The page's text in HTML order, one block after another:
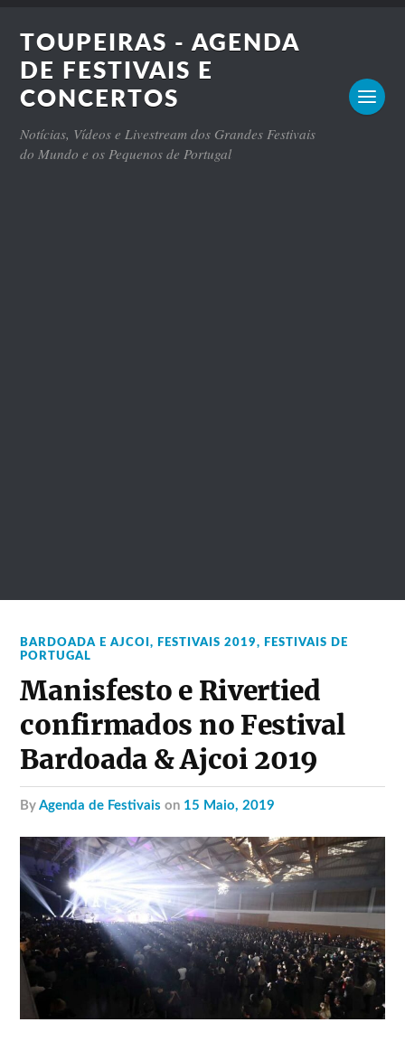
TOUPEIRAS - AGENDA
DE FESTIVAIS E
CONCERTOS
Notícias, Vídeos e Livestream dos Grandes Festivais
do Mundo e os Pequenos de Portugal
BARDOADA E AJCOI, FESTIVAIS 2019,
FESTIVAIS DE
PORTUGAL
Manisfesto e Rivertied
confirmados no Festival
Bardoada & Ajcoi 2019
byAgenda de Festivais on 15 Maio, 2019